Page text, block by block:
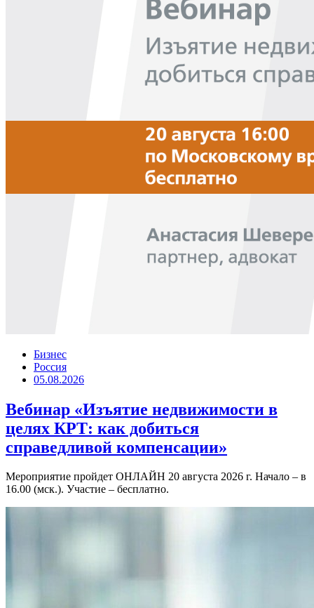
Бизнес
Россия
05.08.2026
Вебинар «Изъятие недвижимости в
целях КРТ: как добиться
справедливой компенсации»
Мероприятие пройдет ОНЛАЙН 20 августа 2026 г. Начало – в
16.00 (мск.). Участие – бесплатно.